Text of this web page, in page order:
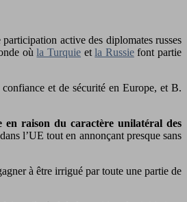
active des diplomates russes
oùla Turquie etla Russiefont partie
et de sécurité en Europe, et B.
en raison du caractère unilatéral des
l’UE tout en annonçant presque sans
à être irrigué par toute une partie de